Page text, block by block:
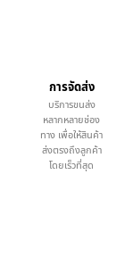
การจัดส่ง
บริการขนส่ง
หลากหลายช่อง
ทาง เพื่อให้สินค้า
ส่งตรงถึงลูกค้า
โดยเร็วที่สุด